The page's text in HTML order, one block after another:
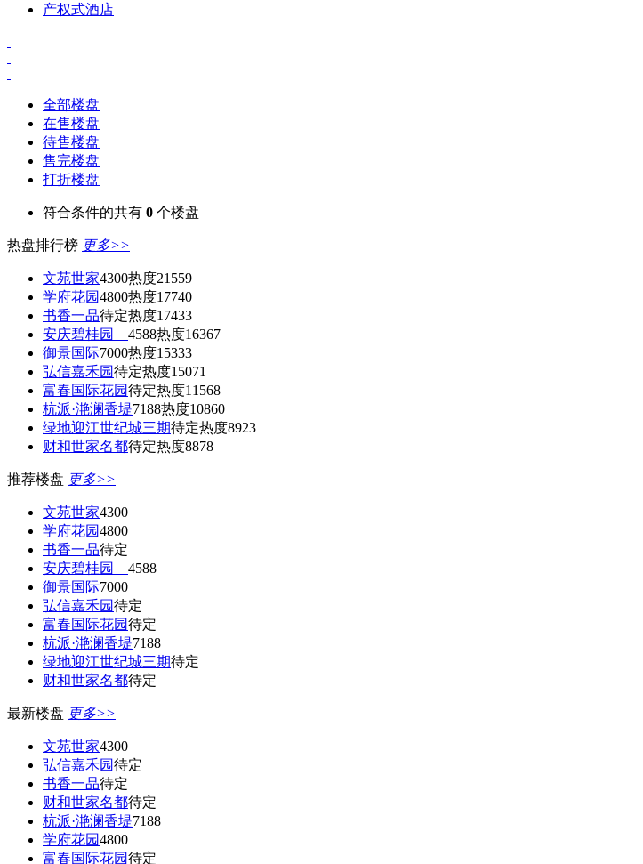
产权式酒店
全部楼盘
在售楼盘
待售楼盘
售完楼盘
打折楼盘
符合条件的共有 0 个楼盘
热盘排行榜 更多>>
文苑世家4300热度21559
学府花园4800热度17740
书香一品待定热度17433
安庆碧桂园 4588热度16367
御景国际7000热度15333
弘信嘉禾园待定热度15071
富春国际花园待定热度11568
杭派·滟澜香堤7188热度10860
绿地迎江世纪城三期待定热度8923
财和世家名都待定热度8878
推荐楼盘 更多>>
文苑世家4300
学府花园4800
书香一品待定
安庆碧桂园 4588
御景国际7000
弘信嘉禾园待定
富春国际花园待定
杭派·滟澜香堤7188
绿地迎江世纪城三期待定
财和世家名都待定
最新楼盘 更多>>
文苑世家4300
弘信嘉禾园待定
书香一品待定
财和世家名都待定
杭派·滟澜香堤7188
学府花园4800
富春国际花园待定